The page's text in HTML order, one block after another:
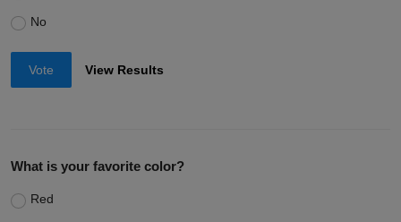
No
Vote View Results
What is your favorite color?
Red